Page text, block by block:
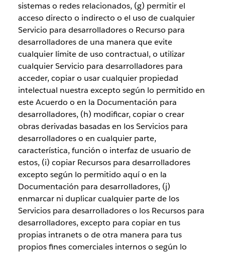
sistemas o redes relacionados, (g) permitir el
acceso directo o indirecto o el uso de cualquier
Servicio para desarrolladores o Recurso para
desarrolladores de una manera que evite
cualquier límite de uso contractual, o utilizar
cualquier Servicio para desarrolladores para
acceder, copiar o usar cualquier propiedad
intelectual nuestra excepto según lo permitido en
este Acuerdo o en la Documentación para
desarrolladores, (h) modificar, copiar o crear
obras derivadas basadas en los Servicios para
desarrolladores o en cualquier parte,
característica, función o interfaz de usuario de
estos, (i) copiar Recursos para desarrolladores
excepto según lo permitido aquí o en la
Documentación para desarrolladores, (j)
enmarcar ni duplicar cualquier parte de los
Servicios para desarrolladores o los Recursos para
desarrolladores, excepto para copiar en tus
propias intranets o de otra manera para tus
propios fines comerciales internos o según lo